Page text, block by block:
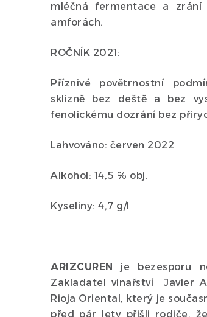
mléčná fermentace a
amforách.
ROČNÍK 2021:
Příznivé povětrnostní
sklizně bez deště a bez
fenolickému dozrání bez
Lahvováno: červen 2022
Alkohol: 14,5 % obj.
Kyseliny: 4,7 g/l
ARIZCUREN
je bezesporu
Zakladatel vinařství Javier
Rioja Oriental, který je
před pár lety přišli rodiče,